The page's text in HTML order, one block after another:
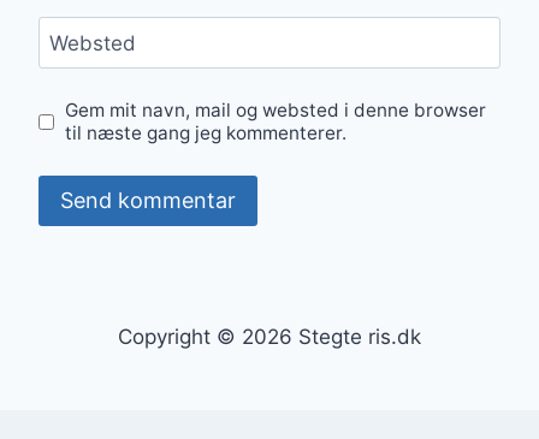
Websted
Gem mit navn, mail og websted i denne browser
til næste gang jeg kommenterer.
Copyright © 2026 Stegte ris.dk